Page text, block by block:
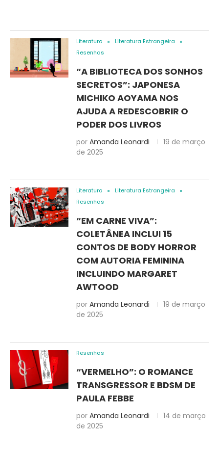
Literatura
Literatura Estrangeira
Resenhas
“A BIBLIOTECA DOS SONHOS
SECRETOS”: JAPONESA
MICHIKO AOYAMA NOS
AJUDA A REDESCOBRIR O
PODER DOS LIVROS
por Amanda Leonardi
19 de março
de 2025
Literatura
Literatura Estrangeira
Resenhas
“EM CARNE VIVA”:
COLETÂNEA INCLUI 15
CONTOS DE BODY HORROR
COM AUTORIA FEMININA
INCLUINDO MARGARET
AWTOOD
por Amanda Leonardi
19 de março
de 2025
Resenhas
“VERMELHO”: O ROMANCE
TRANSGRESSOR E BDSM DE
PAULA FEBBE
por Amanda Leonardi
14 de março
de 2025